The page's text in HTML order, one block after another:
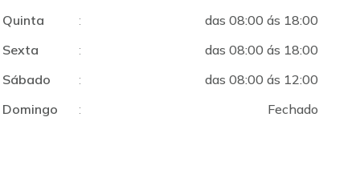
Quinta
:
das 08:00 ás 18:00
Sexta
:
das 08:00 ás 18:00
Sábado
:
das 08:00 ás 12:00
Domingo
: Fechado